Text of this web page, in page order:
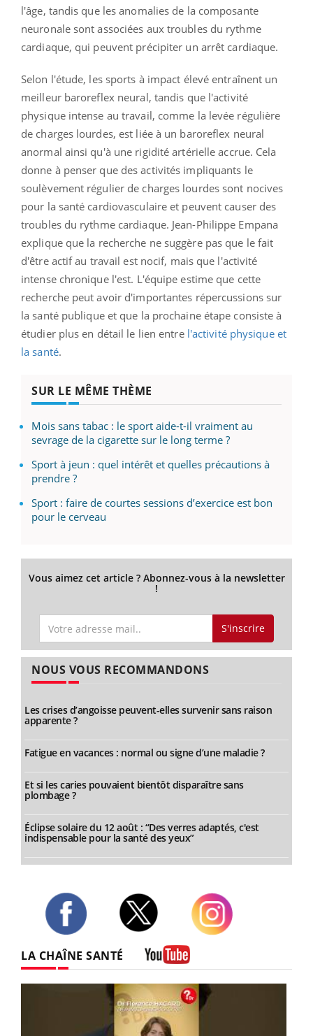
l'âge, tandis que les anomalies de la composante
neuronale sont associées aux troubles du rythme
cardiaque, qui peuvent précipiter un arrêt cardiaque.
Selon l'étude, les sports à impact élevé entraînent un
meilleur baroreflex neural, tandis que l'activité
physique intense au travail, comme la levée régulière
de charges lourdes, est liée à un baroreflex neural
anormal ainsi qu'à une rigidité artérielle accrue. Cela
donne à penser que des activités impliquants le
soulèvement régulier de charges lourdes sont nocives
pour la santé cardiovasculaire et peuvent causer des
troubles du rythme cardiaque. Jean-Philippe Empana
explique que la recherche ne suggère pas que le fait
d'être actif au travail est nocif, mais que l'activité
intense chronique l'est. L'équipe estime que cette
recherche peut avoir d'importantes répercussions sur
la santé publique et que la prochaine étape consiste à
étudier plus en détail le lien entre l'activité physique et
la santé.
SUR LE MÊME THÈME
Mois sans tabac : le sport aide-t-il vraiment au
sevrage de la cigarette sur le long terme ?
Sport à jeun : quel intérêt et quelles précautions à
prendre ?
Sport : faire de courtes sessions d’exercice est bon
pour le cerveau
Vous aimez cet article ? Abonnez-vous à la newsletter
!
S'inscrire
NOUS VOUS RECOMMANDONS
Les crises d’angoisse peuvent-elles survenir sans raison
apparente ?
Fatigue en vacances : normal ou signe d’une maladie ?
Et si les caries pouvaient bientôt disparaître sans
plombage ?
Éclipse solaire du 12 août : “Des verres adaptés, c'est
indispensable pour la santé des yeux”
LA CHAÎNE SANTÉ